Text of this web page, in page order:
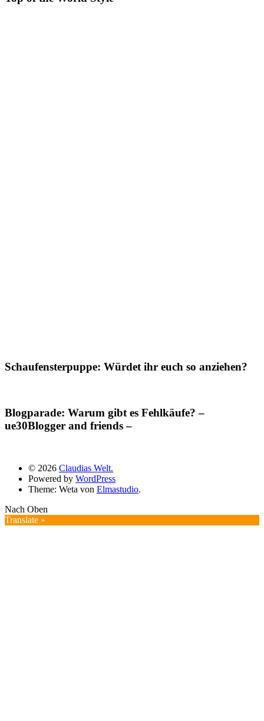
Schaufensterpuppe: Würdet ihr euch so anziehen?
Blogparade: Warum gibt es Fehlkäufe? –
ue30Blogger and friends –
© 2026 Claudias Welt.
Powered by WordPress
Theme: Weta von Elmastudio.
Nach Oben
Translate »